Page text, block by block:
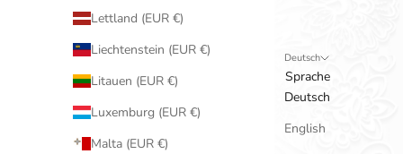
Lettland (EUR €)
Liechtenstein (EUR €)
Litauen (EUR €)
Luxemburg (EUR €)
Malta (EUR €)
Deutsch
Sprache
Deutsch
English